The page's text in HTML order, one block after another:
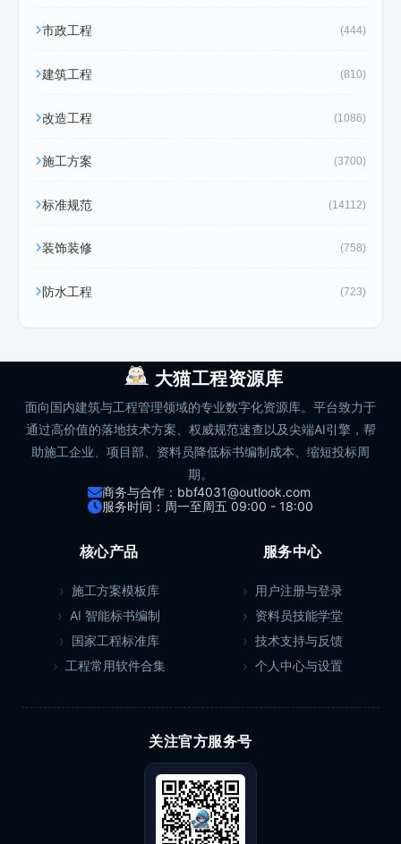
市政工程 (444)
建筑工程 (810)
改造工程 (1086)
施工方案 (3700)
标准规范 (14112)
装饰装修 (758)
防水工程 (723)
大猫工程资源库
面向国内建筑与工程管理领域的专业数字化资源库。平台致力于
通过高价值的落地技术方案、权威规范速查以及尖端AI引擎，帮
助施工企业、项目部、资料员降低标书编制成本、缩短投标周
期。
商务与合作：bbf4031@outlook.com
服务时间：周一至周五 09:00 - 18:00
核心产品
施工方案模板库
AI 智能标书编制
国家工程标准库
工程常用软件合集
服务中心
用户注册与登录
资料员技能学堂
技术支持与反馈
个人中心与设置
关注官方服务号